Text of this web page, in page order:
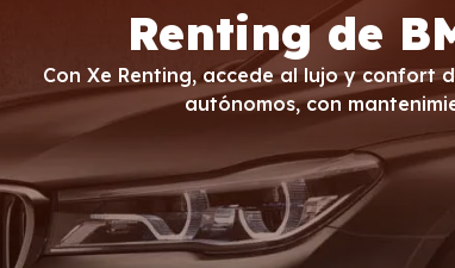
Renting de
Con Xe Renting, accede al lujo y confort
autónomos, con